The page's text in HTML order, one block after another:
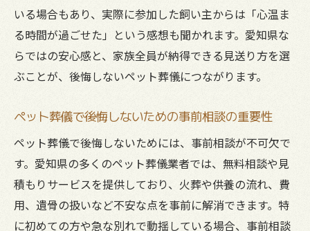
いる場合もあり、実際に参加した飼い主からは「心温ま
る時間が過ごせた」という感想も聞かれます。愛知県な
らではの安心感と、家族全員が納得できる見送り方を選
ぶことが、後悔しないペット葬儀につながります。
ペット葬儀で後悔しないための事前相談の重要性
ペット葬儀で後悔しないためには、事前相談が不可欠で
す。愛知県の多くのペット葬儀業者では、無料相談や見
積もりサービスを提供しており、火葬や供養の流れ、費
用、遺骨の扱いなど不安な点を事前に解消できます。特
に初めての方や急な別れで動揺している場合、事前相談